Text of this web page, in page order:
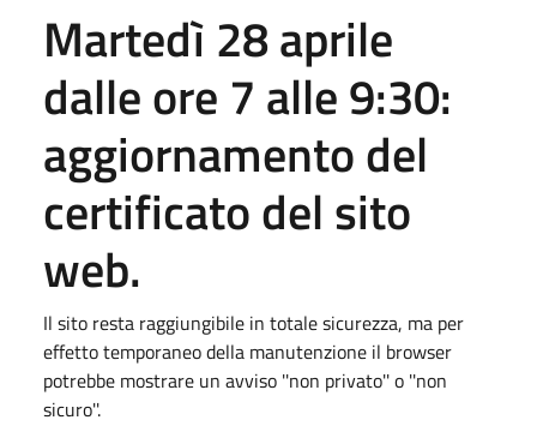
Martedì 28 aprile
dalle ore 7 alle 9:30:
aggiornamento del
certificato del sito
web.
Il sito resta raggiungibile in totale sicurezza, ma per
effetto temporaneo della manutenzione il browser
potrebbe mostrare un avviso ''non privato'' o ''non
sicuro''.